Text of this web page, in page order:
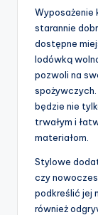
Wyposażenie
starannie
dostępne
lodówką
pozwoli na
będzie nie
trwałym i
materiałom.
Stylowe
czy
podkreślić jej
również